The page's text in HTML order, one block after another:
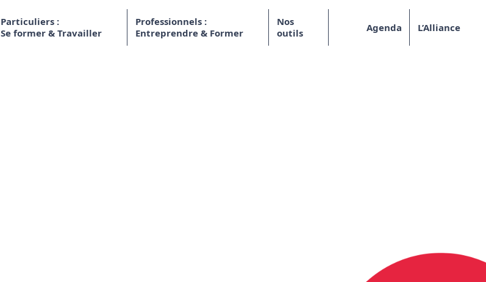
Particuliers :
Se former & Travailler
Professionnels :
Entreprendre & Former
Nos
outils
Agenda L’Alliance